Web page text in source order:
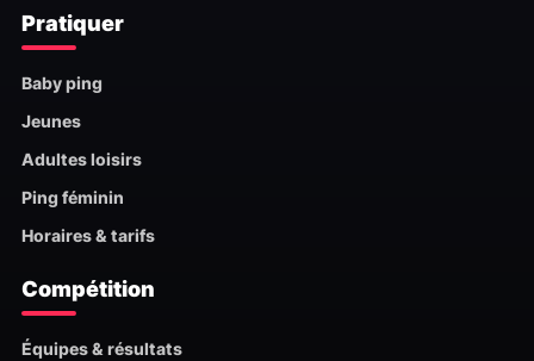
Pratiquer
Baby ping
Jeunes
Adultes loisirs
Ping féminin
Horaires & tarifs
Compétition
Équipes & résultats